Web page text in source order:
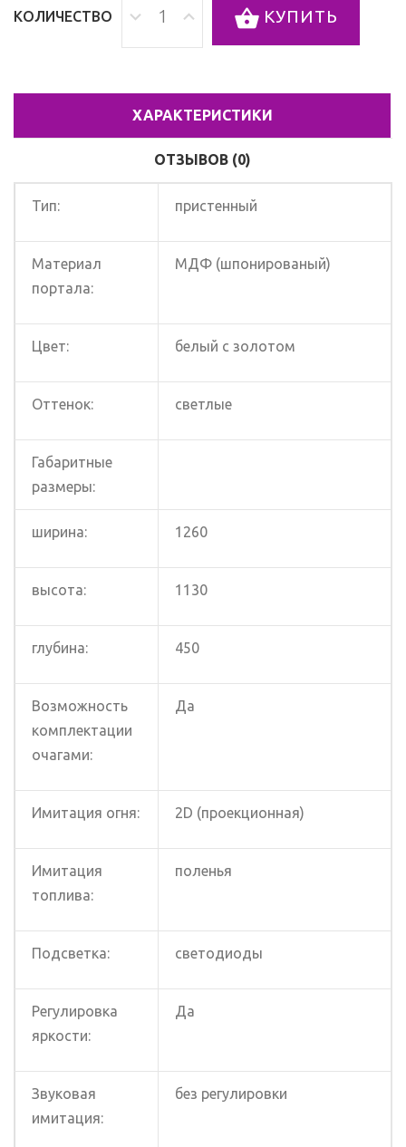
КОЛИЧЕСТВО КУПИТЬ
ХАРАКТЕРИСТИКИ
ОТЗЫВОВ (0)
Тип: пристенный
Материал
портала:
МДФ (шпонированый)
Цвет: белый с золотом
Оттенок: светлые
Габаритные
размеры:
ширина: 1260
высота: 1130
глубина: 450
Возможность
комплектации
очагами:
Да
Имитация огня: 2D (проекционная)
Имитация
топлива:
поленья
Подсветка: светодиоды
Регулировка
яркости:
Да
Звуковая
имитация:
без регулировки